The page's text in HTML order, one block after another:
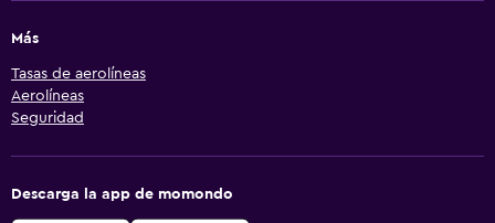
Más
Tasas de aerolíneas
Aerolíneas
Seguridad
Descarga la app de momondo